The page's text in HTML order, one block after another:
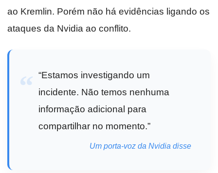
ao Kremlin. Porém não há evidências ligando os
ataques da Nvidia ao conflito.
“Estamos investigando um
incidente. Não temos nenhuma
informação adicional para
compartilhar no momento.”
Um porta-voz da Nvidia disse